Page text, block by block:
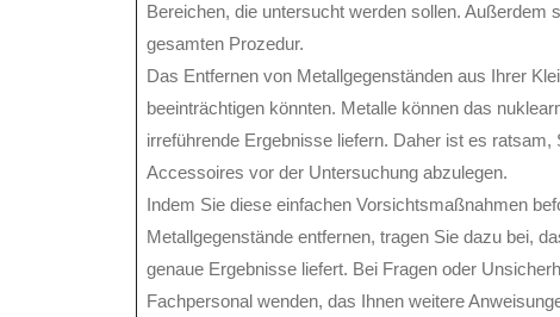
Bereichen, die untersucht werden sollen.
gesamten Prozedur.
Das Entfernen von Metallgegenständen aus Ihrer
beeinträchtigen könnten. Metalle können das
irreführende Ergebnisse liefern. Daher ist es
Accessoires vor der Untersuchung abzulegen.
Indem Sie diese einfachen Vorsichtsmaßnahmen
Metallgegenstände entfernen, tragen Sie dazu bei,
genaue Ergebnisse liefert. Bei Fragen oder
Fachpersonal wenden, das Ihnen weitere